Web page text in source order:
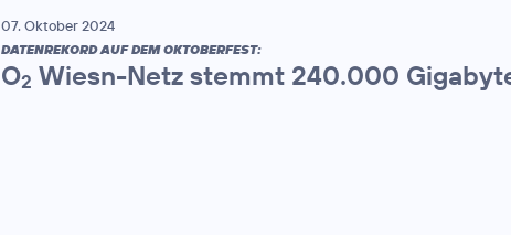
07. Oktober 2024
DATENREKORD AUF DEM OKTOBERFEST:
O2 Wiesn-Netz stemmt 240.000